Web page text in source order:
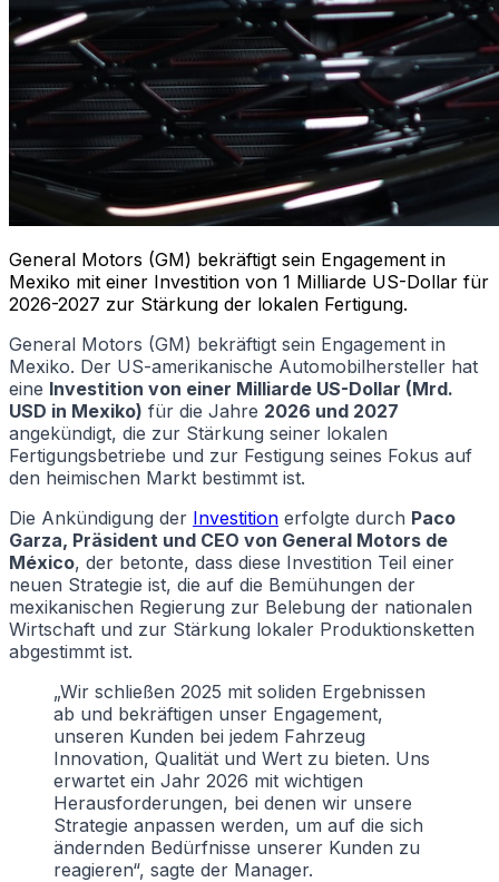
General Motors (GM) bekräftigt sein Engagement in
Mexiko mit einer Investition von 1 Milliarde US-Dollar für
2026-2027 zur Stärkung der lokalen Fertigung.
General Motors (GM) bekräftigt sein Engagement in
Mexiko. Der US-amerikanische Automobilhersteller hat
eine Investition von einer Milliarde US-Dollar (Mrd.
USD in Mexiko) für die Jahre 2026 und 2027
angekündigt, die zur Stärkung seiner lokalen
Fertigungsbetriebe und zur Festigung seines Fokus auf
den heimischen Markt bestimmt ist.
Die Ankündigung der Investition erfolgte durch Paco
Garza, Präsident und CEO von General Motors de
México, der betonte, dass diese Investition Teil einer
neuen Strategie ist, die auf die Bemühungen der
mexikanischen Regierung zur Belebung der nationalen
Wirtschaft und zur Stärkung lokaler Produktionsketten
abgestimmt ist.
„Wir schließen 2025 mit soliden Ergebnissen
ab und bekräftigen unser Engagement,
unseren Kunden bei jedem Fahrzeug
Innovation, Qualität und Wert zu bieten. Uns
erwartet ein Jahr 2026 mit wichtigen
Herausforderungen, bei denen wir unsere
Strategie anpassen werden, um auf die sich
ändernden Bedürfnisse unserer Kunden zu
reagieren“, sagte der Manager.